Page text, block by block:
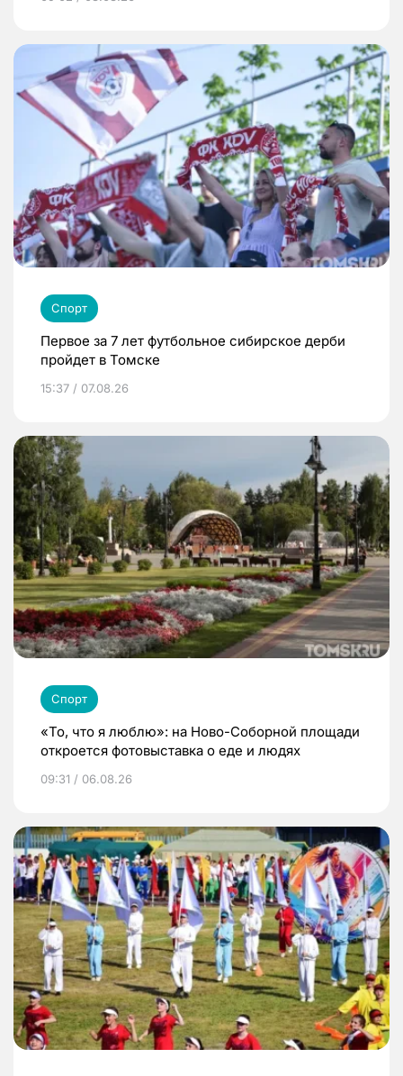
Спорт
Первое за 7 лет футбольное сибирское дерби
пройдет в Томске
15:37 / 07.08.26
Спорт
«То, что я люблю»: на Ново-Соборной площади
откроется фотовыставка о еде и людях
09:31 / 06.08.26